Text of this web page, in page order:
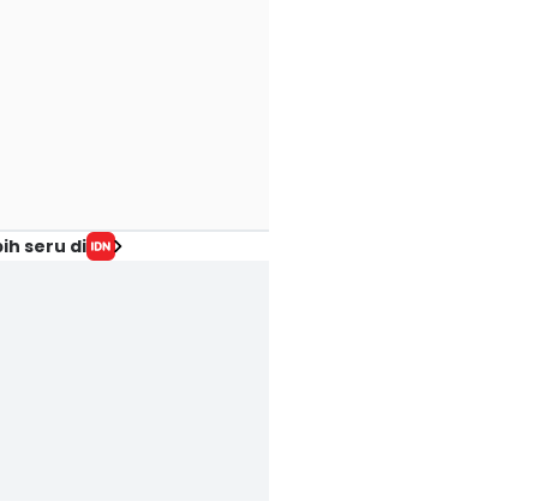
seru di